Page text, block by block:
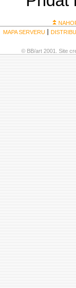
MAPA SERVERU
© BB/art 2001. Site